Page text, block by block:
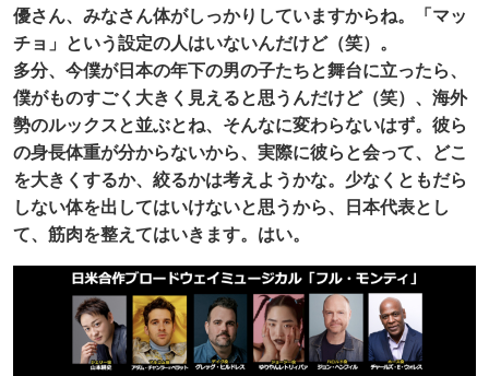
優さん、みなさん体がしっかりしていますからね。「マッ
チョ」という設定の人はいないんだけど（笑）。
多分、今僕が日本の年下の男の子たちと舞台に立ったら、
僕がものすごく大きく見えると思うんだけど（笑）、海外
勢のルックスと並ぶとね、そんなに変わらないはず。彼ら
の身長体重が分からないから、実際に彼らと会って、どこ
を大きくするか、絞るかは考えようかな。少なくともだら
しない体を出してはいけないと思うから、日本代表とし
て、筋肉を整えてはいきます。はい。